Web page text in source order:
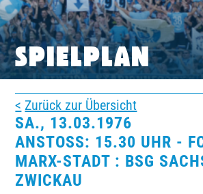
FRAUEN
CAMPUS
CLUB
CLUBMITGLIEDSCHAFT
BUSINESS
SÜDKURVE
SPIELPLAN
Zurück zur Übersicht
SA., 13.03.1976
ANSTOSS: 15.30 UHR - FC
ARX-STADT : BSG
WICKAU